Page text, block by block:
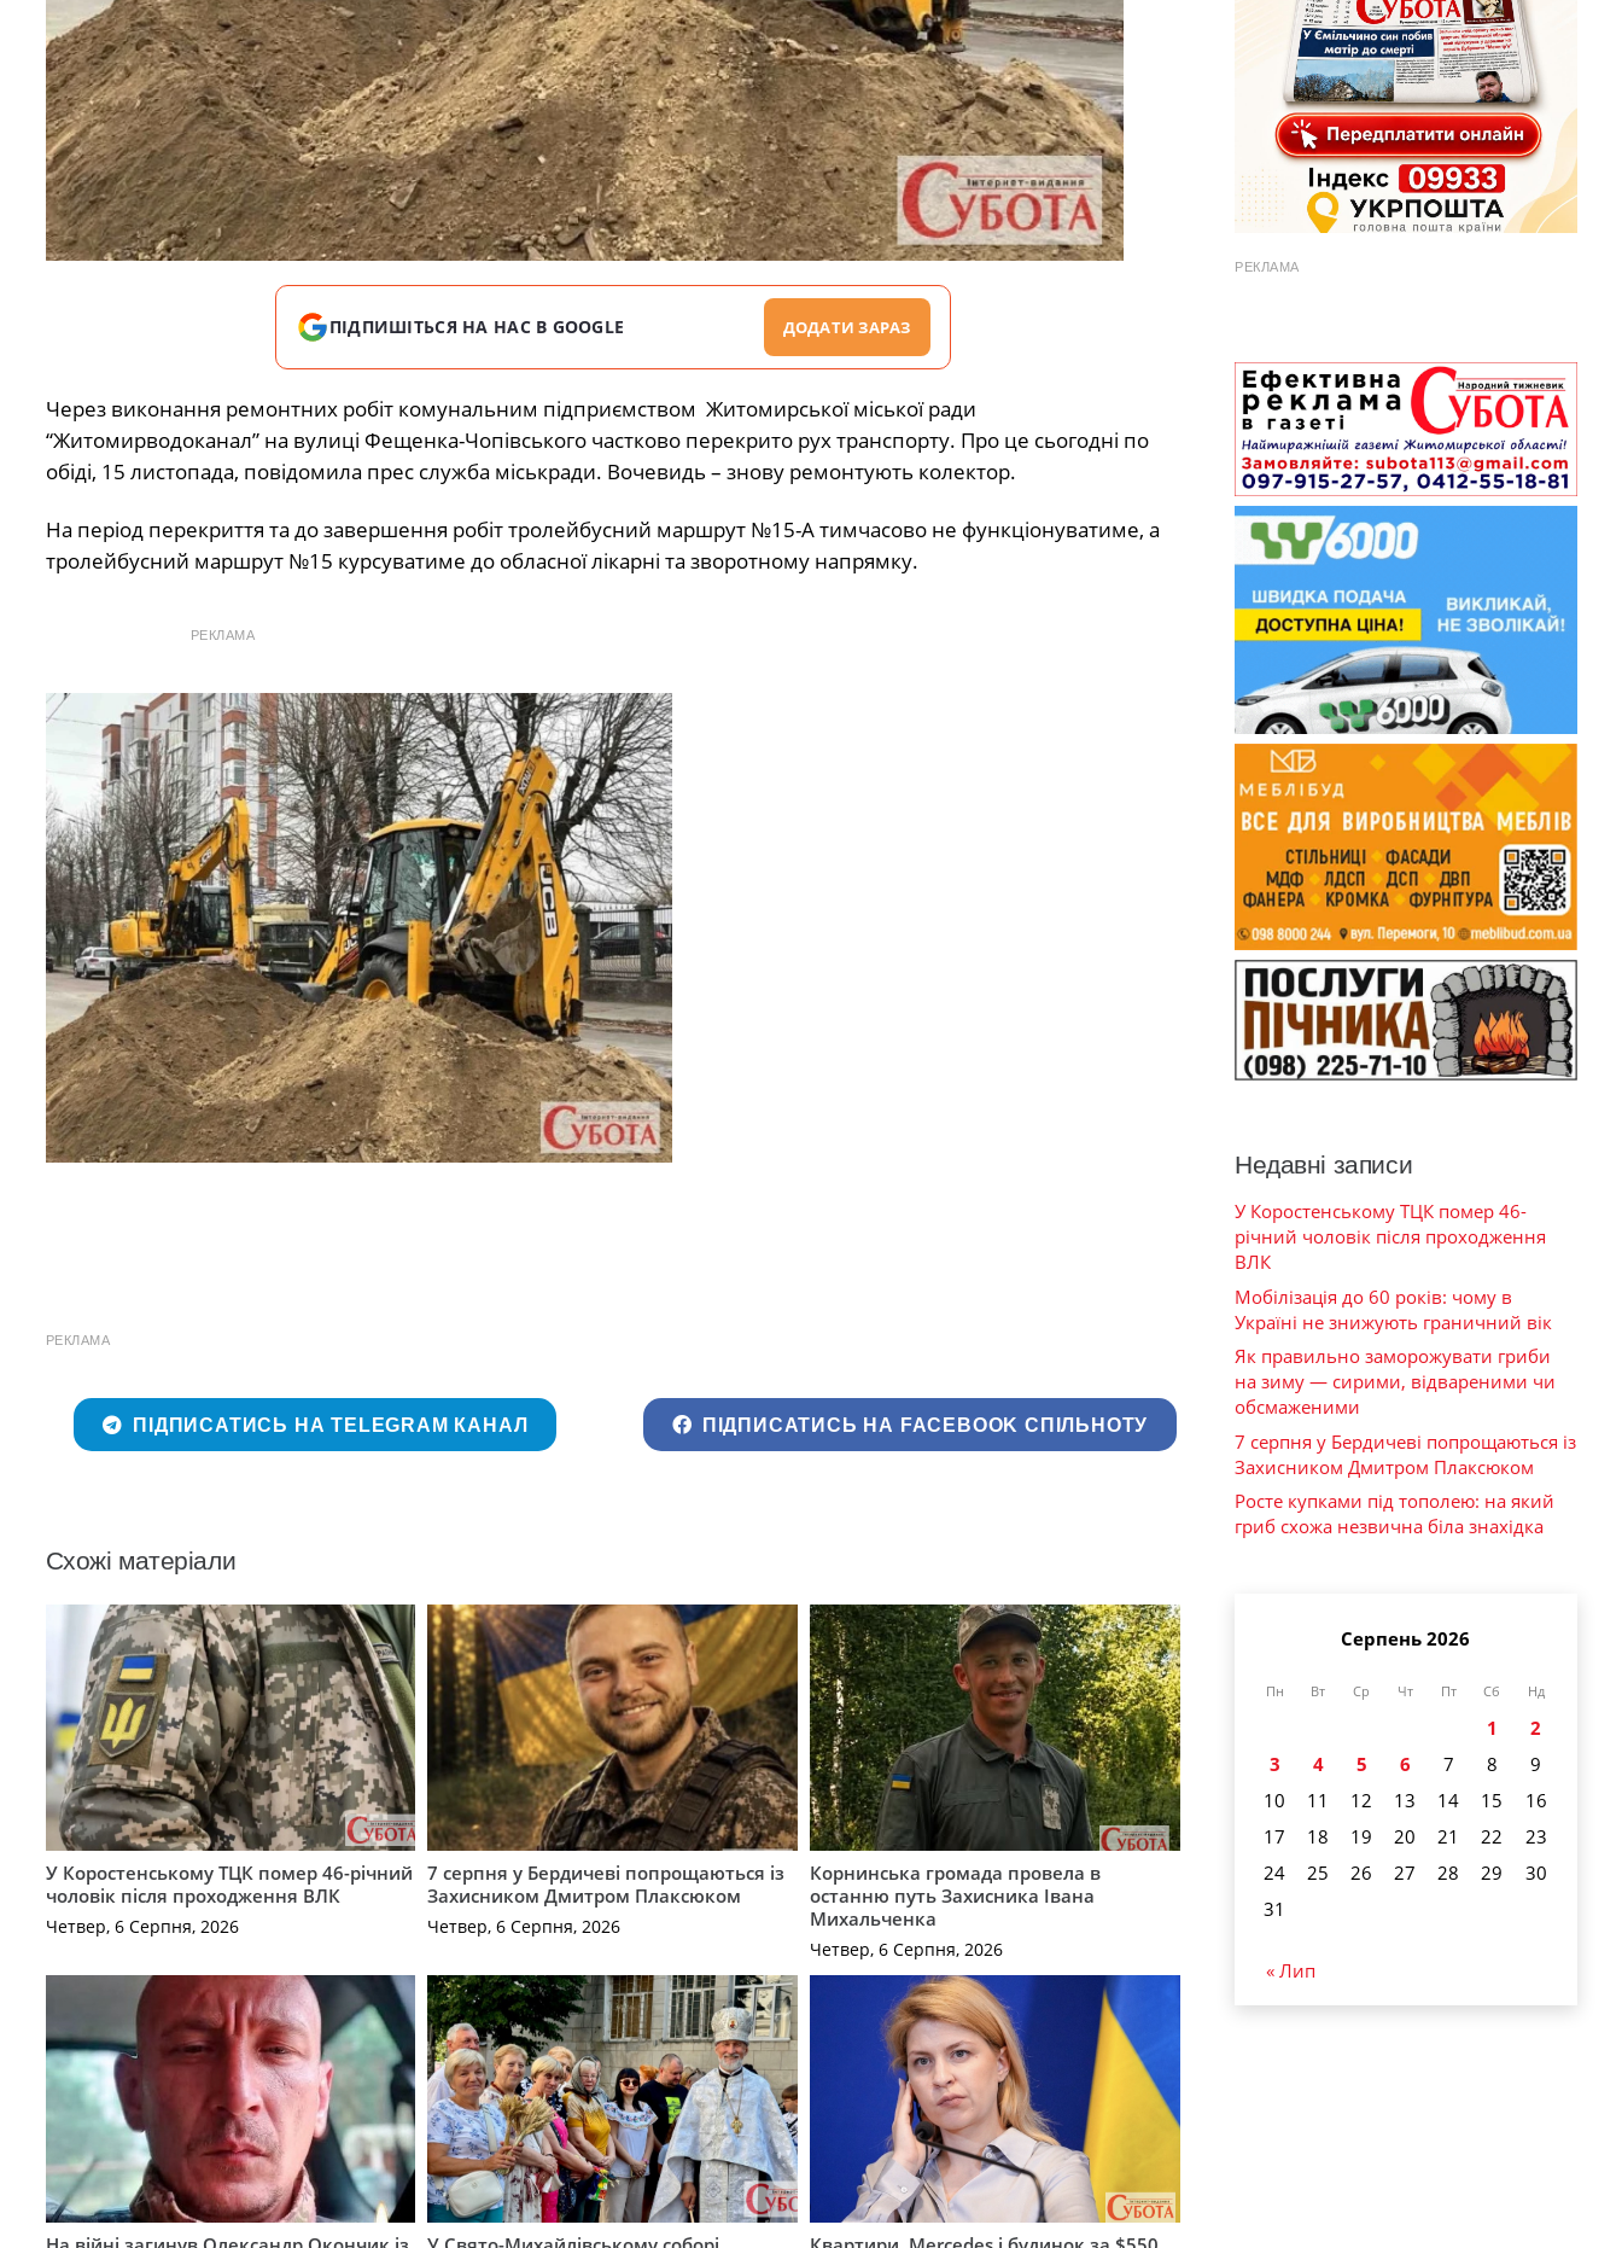
ПІДПИШІТЬСЯ НА НАС В GOOGLE ДОДАТИ ЗАРАЗ
Через виконання ремонтних робіт комунальним підприємством Житомирської міської ради
“Житомирводоканал” на вулиці Фещенка-Чопівського частково перекрито рух транспорту. Про це сьогодні по
обіді, 15 листопада, повідомила прес служба міськради. Вочевидь – знову ремонтують колектор.
На період перекриття та до завершення робіт тролейбусний маршрут №15-А тимчасово не функціонуватиме, а
тролейбусний маршрут №15 курсуватиме до обласної лікарні та зворотному напрямку.
РЕКЛАМА
РЕКЛАМА
ПІДПИСАТИСЬ НА TELEGRAM КАНАЛ ПІДПИСАТИСЬ НА FACEBOOK СПІЛЬНОТУ
Схожі матеріали
У Коростенському ТЦК помер 46-річний
чоловік після проходження ВЛК
Четвер, 6 Серпня, 2026
7 серпня у Бердичеві попрощаються із
Захисником Дмитром Плаксюком
Четвер, 6 Серпня, 2026
Корнинська громада провела в
останню путь Захисника Івана
Михальченка
Четвер, 6 Серпня, 2026
РЕКЛАМА
Недавні записи
У Коростенському ТЦК помер 46-
річний чоловік після проходження
ВЛК
Мобілізація до 60 років: чому в
Україні не знижують граничний вік
Як правильно заморожувати гриби
на зиму — сирими, відвареними чи
обсмаженими
7 серпня у Бердичеві попрощаються із
Захисником Дмитром Плаксюком
Росте купками під тополею: на який
гриб схожа незвична біла знахідка
Серпень 2026
Пн Вт Ср Чт Пт Сб Нд
1
2
3
4 5 6 7 8
9
10
11 12 13 14 15
16
17
18 19 20 21 22
23
24
25 26 27 28 29
30
31
« Лип